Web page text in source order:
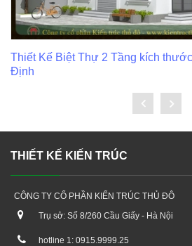
thước 9x13m CĐT Anh
THIẾT KẾ KIẾN TRÚC
CÔNG TY CỔ PHẦN KIẾN TRÚC THỦ ĐÔ
Trụ sở: Số 8/260 Cầu Giấy - Hà Nội
hotline 1: 0915.9999.25